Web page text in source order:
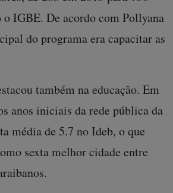
o IGBE. De acordo com Pollyana
do programa era capacitar as
também na educação. Em
anos iniciais da rede pública da
média de 5.7 no Ideb, o que
sexta melhor cidade entre